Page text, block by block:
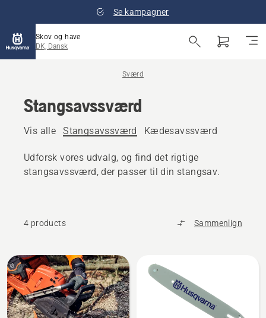
Se kampagner
Skov og have
DK, Dansk
Sværd
Stangsavssværd
Vis alle Stangsavssværd Kædesavssværd
Udforsk vores udvalg, og find det rigtige
stangsavssværd, der passer til din stangsav.
4 products Sammenlign
Alle
produkter